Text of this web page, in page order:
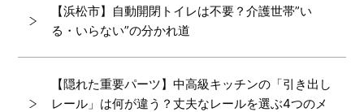
【浜松市】自動開閉トイレは不要？介護世帯”い
る・いらない”の分かれ道
【隠れた重要パーツ】中高級キッチンの「引き出し
レール」は何が違う？丈夫なレールを選ぶ4つのメ